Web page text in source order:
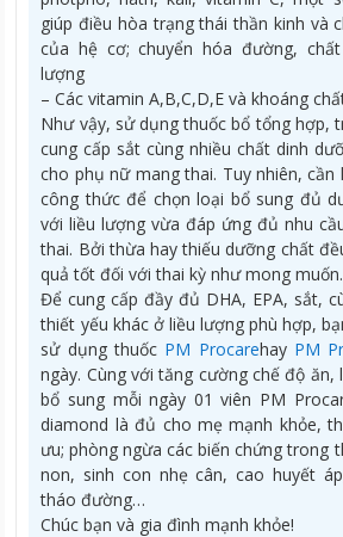
giúp điều hòa trạng thái thần kinh và
của hệ cơ; chuyển hóa đường,
lượng
– Các vitamin A,B,C,D,E và khoáng
Như vậy, sử dụng thuốc bổ tổng hợp,
cung cấp sắt cùng nhiều chất dinh
cho phụ nữ mang thai. Tuy nhiên, cần
công thức để chọn loại bổ sung đủ
với liều lượng vừa đáp ứng đủ nhu
thai. Bởi thừa hay thiếu dưỡng chất
quả tốt đối với thai kỳ như mong muốn.
Để cung cấp đầy đủ DHA, EPA, sắt,
thiết yếu khác ở liều lượng phù hợp,
sử dụng thuốc PM Procarehay PM
ngày. Cùng với tăng cường chế độ ăn,
bổ sung mỗi ngày 01 viên PM
diamond là đủ cho mẹ mạnh khỏe,
ưu; phòng ngừa các biến chứng trong
non, sinh con nhẹ cân, cao huyết
tháo đường…
Chúc bạn và gia đình mạnh khỏe!